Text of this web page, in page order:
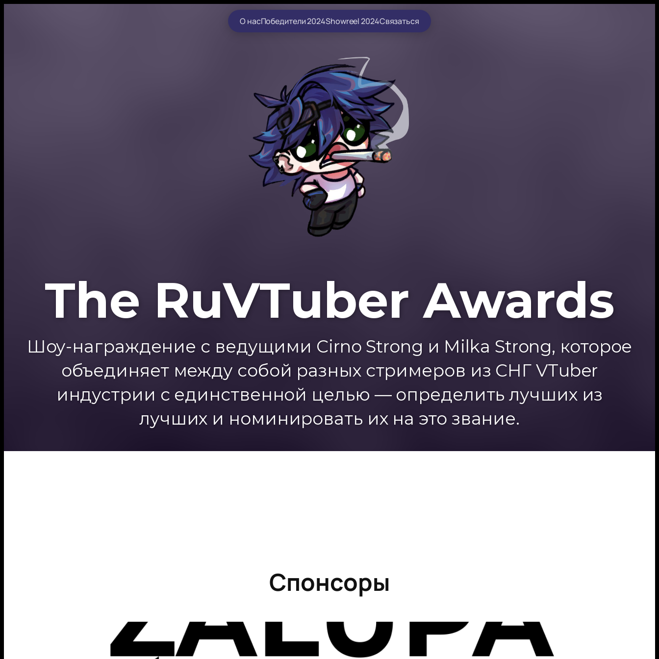
О насПобедители 2024Showreel 2024Связаться
The RuVTuber Awards
Шоу-награждение с ведущими Cirno Strong и Milka Strong, которое
объединяет между собой разных стримеров из СНГ VTuber
индустрии с единственной целью — определить лучших из
лучших и номинировать их на это звание.
Спонсоры